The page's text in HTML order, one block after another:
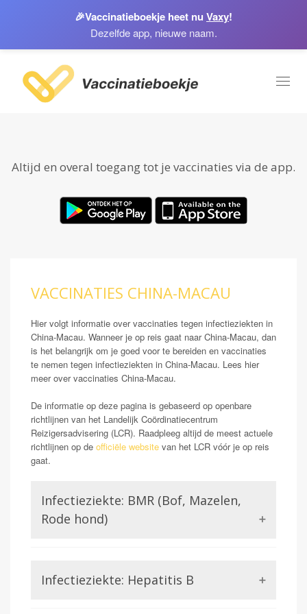
🎉Vaccinatieboekje heet nu Vaxy!
Dezelfde app, nieuwe naam.
Altijd en overal toegang tot je vaccinaties via de app.
VACCINATIES CHINA-MACAU
Hier volgt informatie over vaccinaties tegen infectieziekten in
China-Macau. Wanneer je op reis gaat naar China-Macau, dan
is het belangrijk om je goed voor te bereiden en vaccinaties
te nemen tegen infectieziekten in China-Macau. Lees hier
meer over vaccinaties China-Macau.
De informatie op deze pagina is gebaseerd op openbare
richtlijnen van het Landelijk Coördinatiecentrum
Reizigersadvisering (LCR). Raadpleeg altijd de meest actuele
richtlijnen op de officiële website van het LCR vóór je op reis
gaat.
Infectieziekte: BMR (Bof, Mazelen,
Rode hond)
aandoeningen word je beschermd door middel van het
Infectieziekte: Hepatitis B